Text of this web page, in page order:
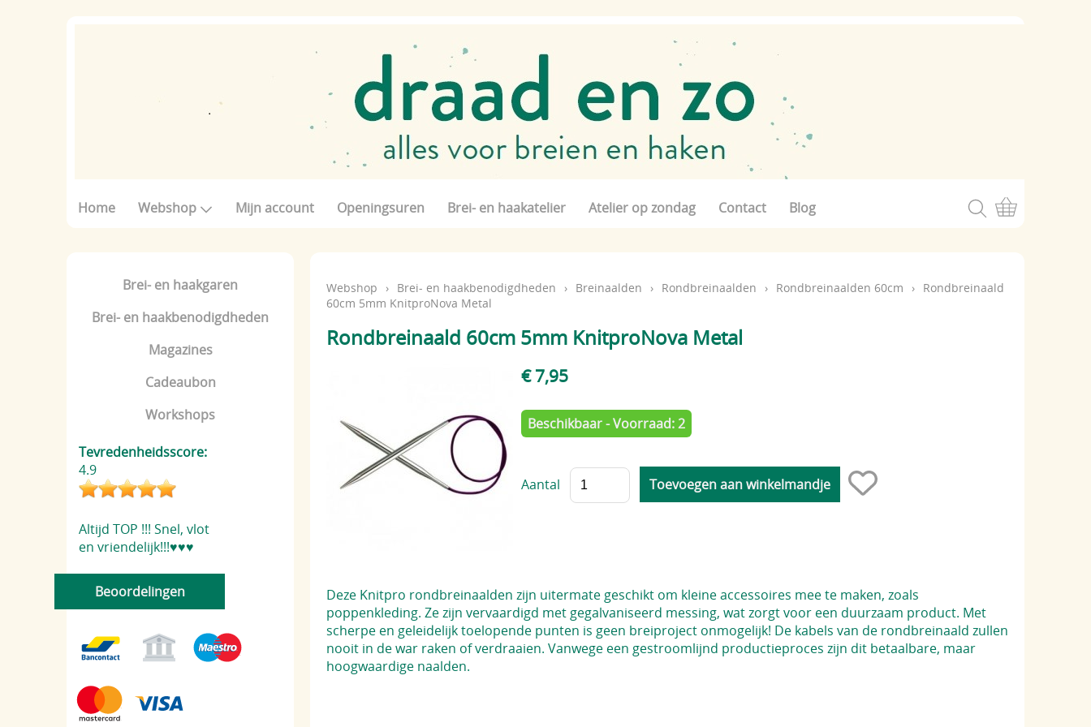
Home Webshop Mijn account Openingsuren Brei- en haakatelier Atelier op zondag Contact Blog
Brei- en haakgaren
Brei- en haakbenodigdheden
Magazines
Cadeaubon
Workshops
Tevredenheidsscore:
4.9
Altijd TOP !!! Snel, vlot
en vriendelijk!!!♥️♥️♥️
Beoordelingen
Webshop › Brei- en haakbenodigdheden › Breinaalden › Rondbreinaalden › Rondbreinaalden 60cm › Rondbreinaald
60cm 5mm KnitproNova Metal
Rondbreinaald 60cm 5mm KnitproNova Metal
€ 7,95
Beschikbaar - Voorraad: 2
Aantal
Deze Knitpro rondbreinaalden zijn uitermate geschikt om kleine accessoires mee te maken, zoals
poppenkleding. Ze zijn vervaardigd met gegalvaniseerd messing, wat zorgt voor een duurzaam product. Met
scherpe en geleidelijk toelopende punten is geen breiproject onmogelijk! De kabels van de rondbreinaald zullen
nooit in de war raken of verdraaien. Vanwege een gestroomlijnd productieproces zijn dit betaalbare, maar
hoogwaardige naalden.